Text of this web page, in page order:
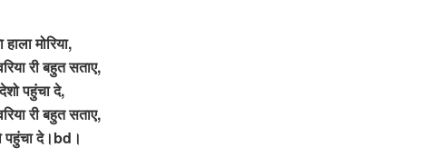
हाला मोरिया,
री बहुत सताए,
पहुंचा दे,
री बहुत सताए,
पहुंचा दे।bd।